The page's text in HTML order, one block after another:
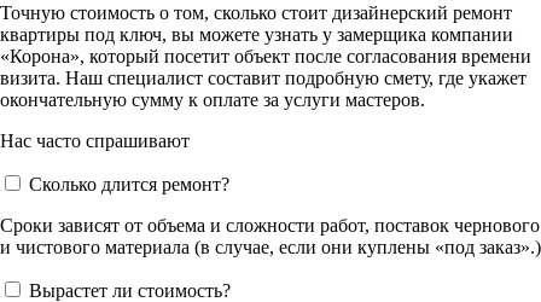
Точную стоимость о том, сколько стоит дизайнерский ремонт
квартиры под ключ, вы можете узнать у замерщика компании
«Корона», который посетит объект после согласования времени
визита. Наш специалист составит подробную смету, где укажет
окончательную сумму к оплате за услуги мастеров.
Нас часто спрашивают
Сколько длится ремонт?
Сроки зависят от объема и сложности работ, поставок чернового
и чистового материала (в случае, если они куплены «под заказ».)
Вырастет ли стоимость?